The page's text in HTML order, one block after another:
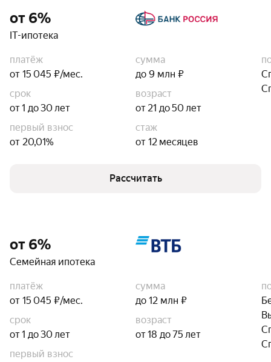
от 6%
IT-ипотека
платёж
от 15 045 ₽/мес.
сумма
до 9 млн ₽
срок
от 1 до 30 лет
возраст
от 21 до 50 лет
первый взнос
от 20,01%
стаж
от 12 месяцев
Рассчитать
от 6%
Семейная ипотека
платёж
от 15 045 ₽/мес.
сумма
до 12 млн ₽
срок
от 1 до 30 лет
возраст
от 18 до 75 лет
первый взнос